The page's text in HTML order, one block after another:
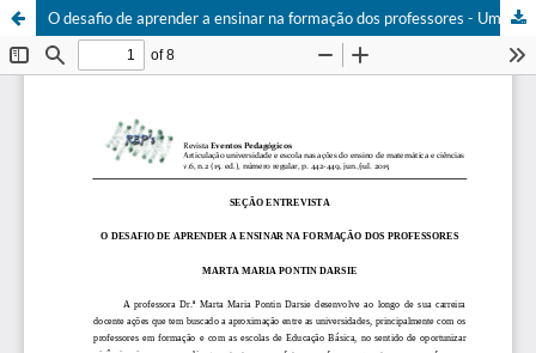
O desafio de aprender a ensinar na formação dos professores - Uma entrevista com Marta Maria Pontin Darsie